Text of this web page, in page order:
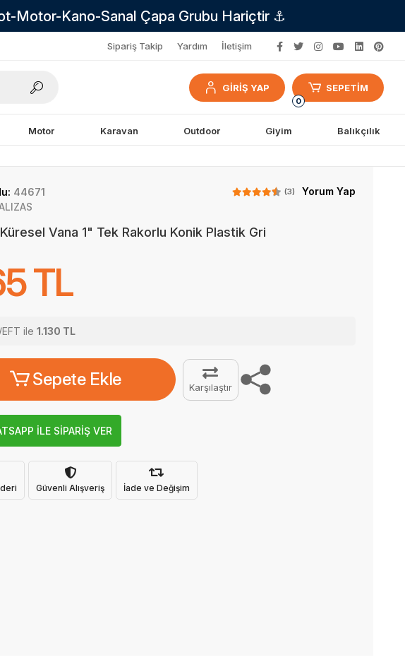
Motor-Kano-Sanal Çapa Grubu Hariçtir ⚓
Sipariş Takip Yardım İletişim
GİRİŞ YAP
0
SEPETİM
Motor Karavan Outdoor Giyim Balıkçılık
44671 (3)
Yorum Yap
Vana 1" Tek Rakorlu Konik Plastik Gri
TL
ile 1.130 TL
Sepete Ekle Karşılaştır
İLE SİPARİŞ VER
Güvenli Alışveriş İade ve Değişim